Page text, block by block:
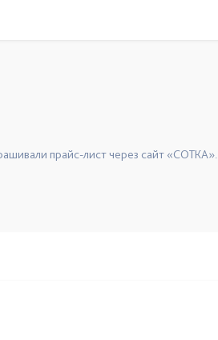
прайс-лист через сайт «СОТКА».